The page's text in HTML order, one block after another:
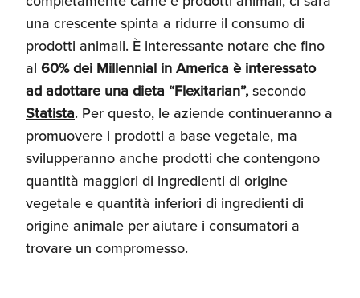
una crescente spinta a ridurre il consumo di
prodotti animali. È interessante notare che fino
al 60% dei Millennial in America è interessato
ad adottare una dieta “Flexitarian”,secondo
Statista. Per questo, le aziende continueranno a
promuovere i prodotti a base vegetale, ma
svilupperanno anche prodotti che contengono
quantità maggiori di ingredienti di origine
vegetale e quantità inferiori di ingredienti di
origine animale per aiutare i consumatori a
trovare un compromesso.